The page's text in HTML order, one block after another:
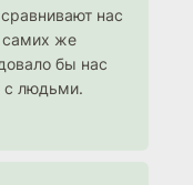
нас
самих же
бы нас
с людьми.